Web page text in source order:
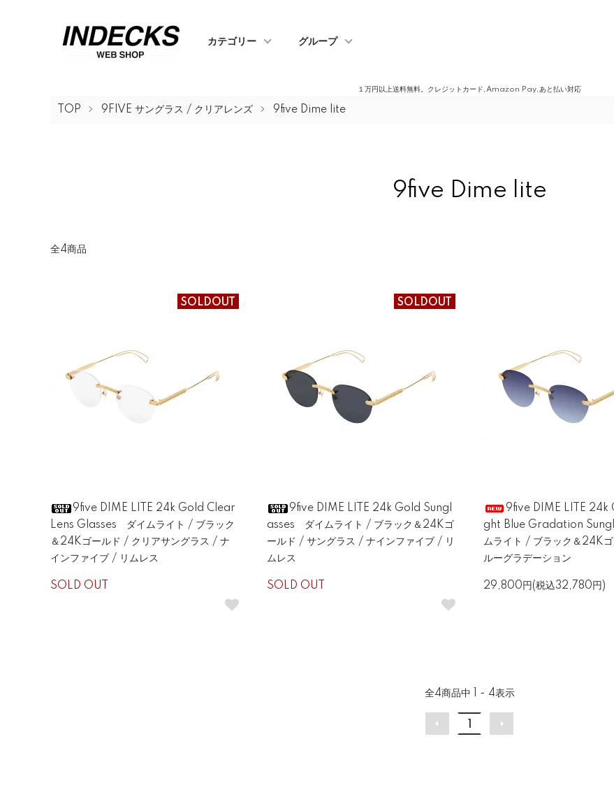
１万円以上送料無料。クレジットカード,Amazon Pay,あと払い対応
カテゴリー グループ
TOP 9FIVE サングラス / クリアレンズ 9five Dime lite
9five Dime lite
全4商品
SOLDOUT
9five DIME LITE 24k Gold Clear
Lens Glasses ダイムライト / ブラック
＆24Kゴールド / クリアサングラス / ナ
インファイブ / リムレス
SOLD OUT
SOLDOUT
9five DIME LITE 24k Gold Sungl
asses ダイムライト / ブラック＆24Kゴ
ールド / サングラス / ナインファイブ / リ
ムレス
SOLD OUT
9five DIME LITE 24k
ght Blue Gradation
ムライト / ブラック＆24K
ルーグラデーション
29,800円(税込32,780円)
全4商品中 1 - 4表示